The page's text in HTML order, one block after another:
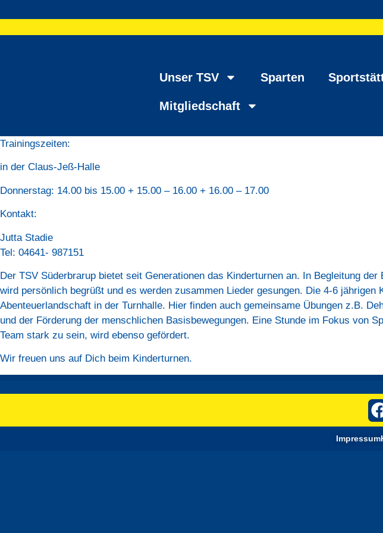
Unser TSV Sparten
Mitgliedschaft
Trainingszeiten:
in der Claus-Jeß-Halle
Donnerstag: 14.00 bis 15.00 + 15.00 – 16.00 + 16.00 – 17.00
Kontakt:
Jutta Stadie
Tel: 04641- 987151
Der TSV Süderbrarup bietet seit Generationen das Kinderturnen an. In Begleitung
wird persönlich begrüßt und es werden zusammen Lieder gesungen. Die 4-6
Abenteuerlandschaft in der Turnhalle. Hier finden auch gemeinsame Übungen z.B.
und der Förderung der menschlichen Basisbewegungen. Eine Stunde im Fokus von
Team stark zu sein, wird ebenso gefördert.
Wir freuen uns auf Dich beim Kinderturnen.
Impressum